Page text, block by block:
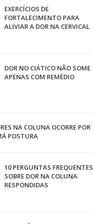
EXERCÍCIOS DE
FORTALECIMENTO PARA
ALIVIAR A DOR NA CERVICAL
DOR NO CIÁTICO NÃO SOME
APENAS COM REMÉDIO
NA COLUNA OCORRE POR
POSTURA
10 PERGUNTAS FREQUENTES
SOBRE DOR NA COLUNA
RESPONDIDAS